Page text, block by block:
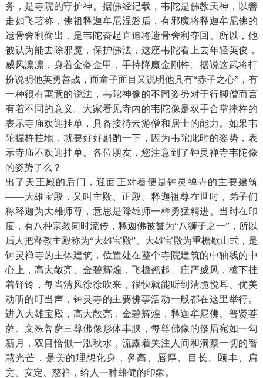
务，是寺院的守护神。据佛经记载，韦陀是佛教天神，以善
走如飞著称，佛祖释迦牟尼涅磐后，有邪魔将释迦牟尼佛的
遗骨舍利偷出，是韦陀奋起直追将遗骨舍利夺回。所以，他
被认为能去除邪魔，保护佛法，这座韦陀看上去年轻英俊，
威风凛凛，身着金盔金甲，手持降魔金刚杵。据说这武将打
扮说明他英勇善战，而童子面目又说明他具有“赤子之心”，有
一种很有寓意的说法，韦陀神像的不同姿势对于行脚僧而言
有着不同的意义。大家看见寺内的韦陀像是双手合掌捧杵的
表示寺庙欢迎挂单，具备接待云游僧和居士的能力。如果韦
陀握杵拄地，就要好好斟酌一下，因为韦陀此时的姿势，表
示寺庙不欢迎挂单。各位朋友，您注意到了钟灵禅寺韦陀像
的姿势了么？
出了天王殿的后门，迎面正对着便是钟灵禅寺的主要建筑
——大雄宝殿，又叫主殿、正殿。释迦祖尊在世时，弟子们
称释迦为大雄师尊，意思是降雄师一样勇猛精进。当时在印
度，有八种宗教同时流传，释迦佛被誉为“八狮子之一”，所以
后人把释教主殿称为“大雄宝殿”。大雄宝殿为重檐歇山式，是
钟灵禅寺的主体建筑，位置处在整个寺院建筑的中轴线的中
心上，高大敞亮、金碧辉煌，飞檐翘起、庄严威风，檐下挂
着铎铃，每当清风徐徐吹来，很快就能听到清脆悦耳、优美
动听的叮当声，钟灵寺的主要佛事活动一般都在这里举行。
进入大雄宝殿，高大敞亮，金碧辉煌，释迦牟尼佛、普贤菩
萨、文殊菩萨三尊佛像形体丰腴，每尊佛像的修眉宛如一勾
新月，双目恰似一泓秋水，流露着关注人间和洞察一切的智
慧光芒，是美的理想化身，鼻高、唇厚、目长、颐丰、肩
宽、安定、慈祥，给人一种雄健的印象。